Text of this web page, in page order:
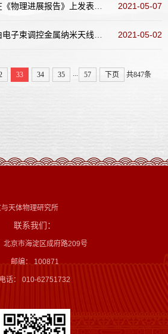
展报告》上发表长篇综述文章 2021-05-07
控金属纳米天线光自旋霍尔效应 2021-05-02
33 34 35 ... 57 下页 共847条
天体物理研究所
联系我们：
北京市海淀区成府路209号
邮编： 100871
电话： 010-62751732